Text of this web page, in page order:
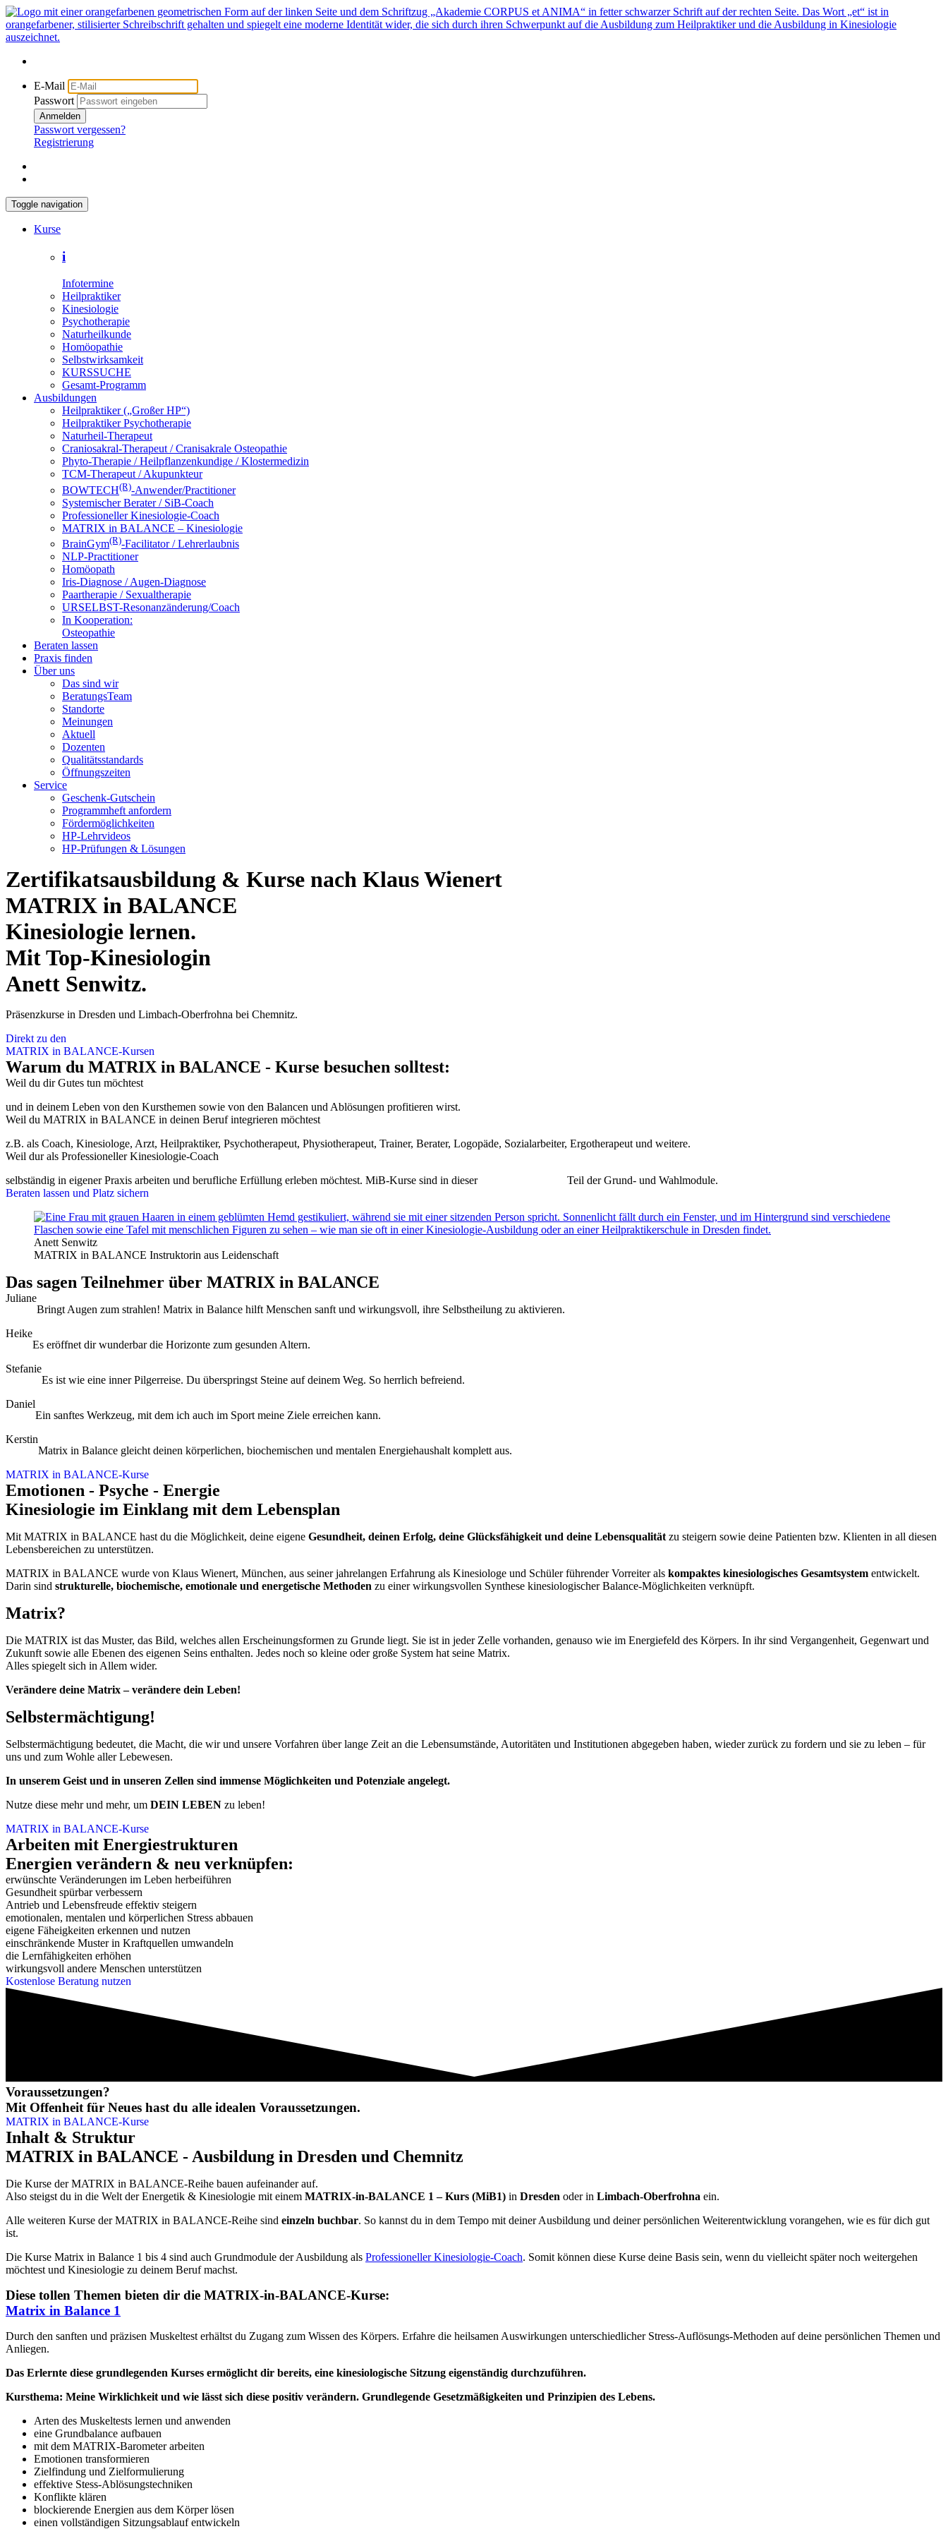
E-Mail
Passwort
Anmelden
Passwort vergessen?
Registrierung
Toggle navigation
Kurse
i
Infotermine
Heilpraktiker
Kinesiologie
Psychotherapie
Naturheilkunde
Homöopathie
Selbstwirksamkeit
KURSSUCHE
Gesamt-Programm
Ausbildungen
Heilpraktiker („Großer HP“)
Heilpraktiker Psychotherapie
Naturheil-Therapeut
Craniosakral-Therapeut / Cranisakrale Osteopathie
Phyto-Therapie / Heilpflanzenkundige / Klostermedizin
TCM-Therapeut / Akupunkteur
BOWTECH(R)-Anwender/Practitioner
Systemischer Berater / SiB-Coach
Professioneller Kinesiologie-Coach
MATRIX in BALANCE – Kinesiologie
BrainGym(R)-Facilitator / Lehrerlaubnis
NLP-Practitioner
Homöopath
Iris-Diagnose / Augen-Diagnose
Paartherapie / Sexualtherapie
URSELBST-Resonanzänderung/Coach
In Kooperation:
Osteopathie
Beraten lassen
Praxis finden
Über uns
Das sind wir
BeratungsTeam
Standorte
Meinungen
Aktuell
Dozenten
Qualitätsstandards
Öffnungszeiten
Service
Geschenk-Gutschein
Programmheft anfordern
Fördermöglichkeiten
HP-Lehrvideos
HP-Prüfungen & Lösungen
Zertifikatsausbildung & Kurse nach Klaus Wienert
MATRIX in BALANCE
Kinesiologie lernen.
Mit Top-Kinesiologin
Anett Senwitz.
Präsenzkurse in Dresden und Limbach-Oberfrohna bei Chemnitz.
Direkt zu den
MATRIX in BALANCE-Kursen
Warum du MATRIX in BALANCE - Kurse besuchen solltest:
Weil du dir Gutes tun möchtest
und in deinem Leben von den Kursthemen sowie von den Balancen und Ablösungen profitieren wirst.
Weil du MATRIX in BALANCE in deinen Beruf integrieren möchtest
z.B. als Coach, Kinesiologe, Arzt, Heilpraktiker, Psychotherapeut, Physiotherapeut, Trainer, Berater, Logopäde, Sozialarbeiter, Ergotherapeut und weitere.
Weil dur als Professioneller Kinesiologie-Coach
selbständig in eigener Praxis arbeiten und berufliche Erfüllung erleben möchtest. MiB-Kurse sind in dieser
Teil der Grund- und Wahlmodule.
Beraten lassen und Platz sichern
Anett Senwitz
MATRIX in BALANCE Instruktorin aus Leidenschaft
Das sagen Teilnehmer über MATRIX in BALANCE
Juliane
Bringt Augen zum strahlen! Matrix in Balance hilft Menschen sanft und wirkungsvoll, ihre Selbstheilung zu aktivieren.
Heike
Es eröffnet dir wunderbar die Horizonte zum gesunden Altern.
Stefanie
Es ist wie eine inner Pilgerreise. Du überspringst Steine auf deinem Weg. So herrlich befreiend.
Daniel
Ein sanftes Werkzeug, mit dem ich auch im Sport meine Ziele erreichen kann.
Kerstin
Matrix in Balance gleicht deinen körperlichen, biochemischen und mentalen Energiehaushalt komplett aus.
MATRIX in BALANCE-Kurse
Emotionen - Psyche - Energie
Kinesiologie im Einklang mit dem Lebensplan
Mit MATRIX in BALANCE hast du die Möglichkeit, deine eigene Gesundheit, deinen Erfolg, deine Glücksfähigkeit und deine Lebensqualität zu steigern sowie deine Patienten bzw. Klienten in all diesen
Lebensbereichen zu unterstützen.
MATRIX in BALANCE wurde von Klaus Wienert, München, aus seiner jahrelangen Erfahrung als Kinesiologe und Schüler führender Vorreiter als kompaktes kinesiologisches Gesamtsystem entwickelt.
Darin sind strukturelle, biochemische, emotionale und energetische Methoden zu einer wirkungsvollen Synthese kinesiologischer Balance-Möglichkeiten verknüpft.
Matrix?
Die MATRIX ist das Muster, das Bild, welches allen Erscheinungsformen zu Grunde liegt. Sie ist in jeder Zelle vorhanden, genauso wie im Energiefeld des Körpers. In ihr sind Vergangenheit, Gegenwart und
Zukunft sowie alle Ebenen des eigenen Seins enthalten. Jedes noch so kleine oder große System hat seine Matrix.
Alles spiegelt sich in Allem wider.
Verändere deine Matrix – verändere dein Leben!
Selbstermächtigung!
Selbstermächtigung bedeutet, die Macht, die wir und unsere Vorfahren über lange Zeit an die Lebensumstände, Autoritäten und Institutionen abgegeben haben, wieder zurück zu fordern und sie zu leben – für
uns und zum Wohle aller Lebewesen.
In unserem Geist und in unseren Zellen sind immense Möglichkeiten und Potenziale angelegt.
Nutze diese mehr und mehr, um DEIN LEBEN zu leben!
MATRIX in BALANCE-Kurse
Arbeiten mit Energiestrukturen
Energien verändern & neu verknüpfen:
erwünschte Veränderungen im Leben herbeiführen
Gesundheit spürbar verbessern
Antrieb und Lebensfreude effektiv steigern
emotionalen, mentalen und körperlichen Stress abbauen
eigene Fäheigkeiten erkennen und nutzen
einschränkende Muster in Kraftquellen umwandeln
die Lernfähigkeiten erhöhen
wirkungsvoll andere Menschen unterstützen
Kostenlose Beratung nutzen
Voraussetzungen?
Mit Offenheit für Neues hast du alle idealen Voraussetzungen.
MATRIX in BALANCE-Kurse
Inhalt & Struktur
MATRIX in BALANCE - Ausbildung in Dresden und Chemnitz
Die Kurse der MATRIX in BALANCE-Reihe bauen aufeinander auf.
Also steigst du in die Welt der Energetik & Kinesiologie mit einem MATRIX-in-BALANCE 1 – Kurs (MiB1) in Dresden oder in Limbach-Oberfrohna ein.
Alle weiteren Kurse der MATRIX in BALANCE-Reihe sind einzeln buchbar. So kannst du in dem Tempo mit deiner Ausbildung und deiner persönlichen Weiterentwicklung vorangehen, wie es für dich gut
ist.
Die Kurse Matrix in Balance 1 bis 4 sind auch Grundmodule der Ausbildung als Professioneller Kinesiologie-Coach. Somit können diese Kurse deine Basis sein, wenn du vielleicht später noch weitergehen
möchtest und Kinesiologie zu deinem Beruf machst.
Diese tollen Themen bieten dir die MATRIX-in-BALANCE-Kurse:
Matrix in Balance 1
Durch den sanften und präzisen Muskeltest erhältst du Zugang zum Wissen des Körpers. Erfahre die heilsamen Auswirkungen unterschiedlicher Stress-Auflösungs-Methoden auf deine persönlichen Themen und
Anliegen.
Das Erlernte diese grundlegenden Kurses ermöglicht dir bereits, eine kinesiologische Sitzung eigenständig durchzuführen.
Kursthema: Meine Wirklichkeit und wie lässt sich diese positiv verändern. Grundlegende Gesetzmäßigkeiten und Prinzipien des Lebens.
Arten des Muskeltests lernen und anwenden
eine Grundbalance aufbauen
mit dem MATRIX-Barometer arbeiten
Emotionen transformieren
Zielfindung und Zielformulierung
effektive Stess-Ablösungstechniken
Konflikte klären
blockierende Energien aus dem Körper lösen
einen vollständigen Sitzungsablauf entwickeln